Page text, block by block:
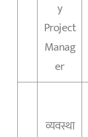
y
Project
Manag
er
व्यवस्था